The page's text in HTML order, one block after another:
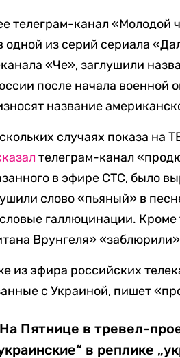
телеграм-канал «Молодой
одной из серий сериала
«Че», заглушили
после начала военной
название
случаях показа на
телеграм-канал
в эфире СТС, было
слово «пьяный» в
галлюцинации. Кроме
Врунгеля»
из эфира российских
с Украиной, пишет
Пятнице в тревел-
в реплике